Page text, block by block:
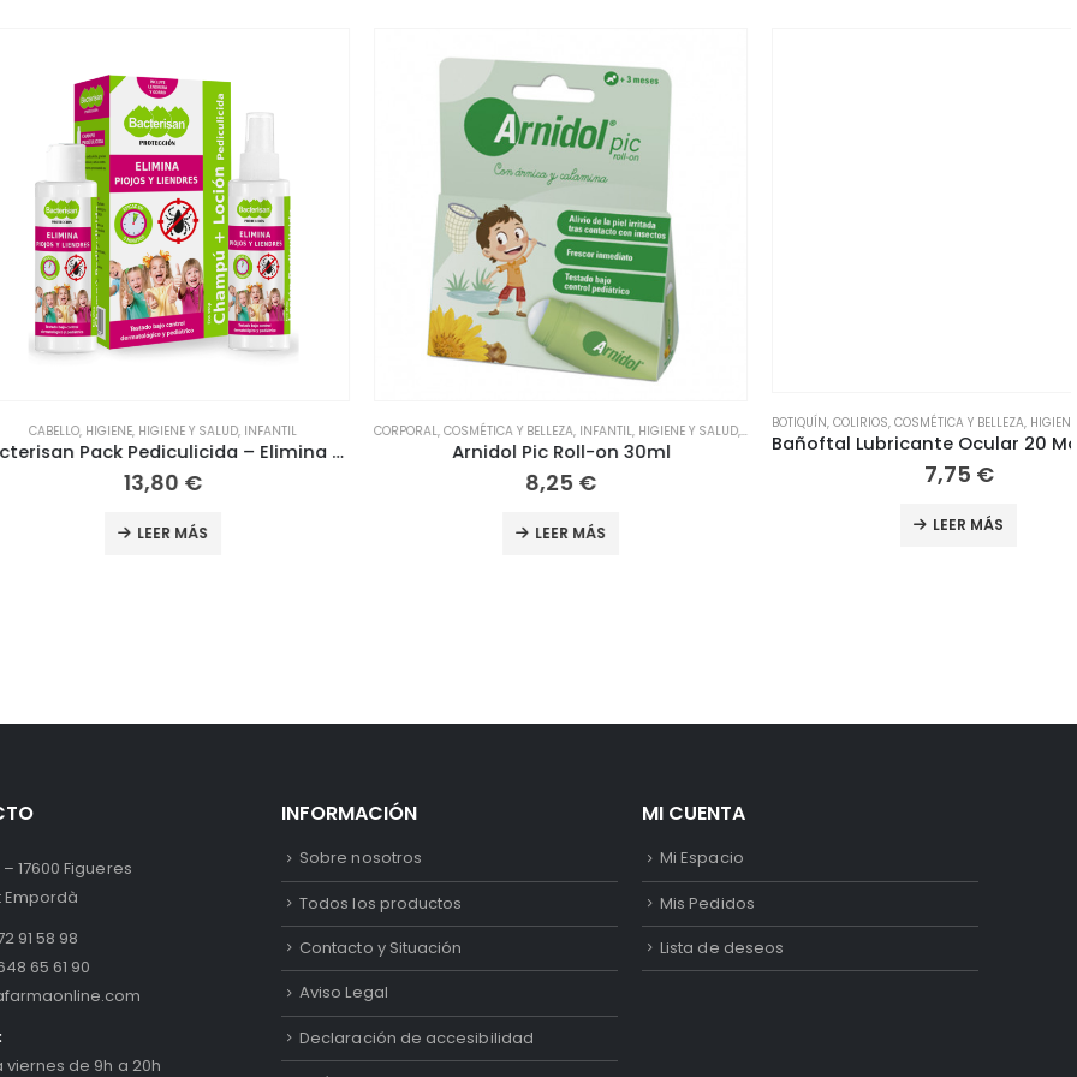
HIGIENE,HIGIENE Y SALUD,INFANTIL
Bacterisan Pack Pediculicida – Elimina piojos y liendres
CORPORAL COSMÉTICA Y BELLEZA,INFANTIL,HIGIENE Y SALUD BOTIQUÍN,CORPORAL
Arnidol Pic Roll-on 30ml
BOTIQUÍN, COLIRIOS,COSMÉTICA Y BELLEZA,HIGIENE Y SALUD,
Bañoftal Lubricante Ocular 20 Monodosis
– 17600 Figueres
Empordà
91 58 98
65 61 90
viernes de 9h a 20h
INFORMACIÓN
Sobre nosotros
Todos los productos
Contacto y Situación
Aviso Legal
Declaración de accesibilidad
MI CUENTA
Mi Espacio
Mis Pedidos
Lista de deseos